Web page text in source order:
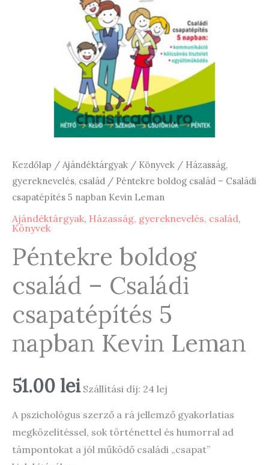
Kezdőlap / Ajándéktárgyak / Könyvek / Házasság,
gyereknevelés, család / Péntekre boldog család – Családi
csapatépítés 5 napban Kevin Leman
Ajándéktárgyak, Házasság, gyereknevelés, család,
Könyvek
Péntekre boldog
család – Családi
csapatépítés 5
napban Kevin Leman
51.00 lei Szállítási díj: 24 lej
A pszichológus szerző a rá jellemző gyakorlatias
megközelítéssel, sok történettel és humorral ad
támpontokat a jól működő családi „csapat”